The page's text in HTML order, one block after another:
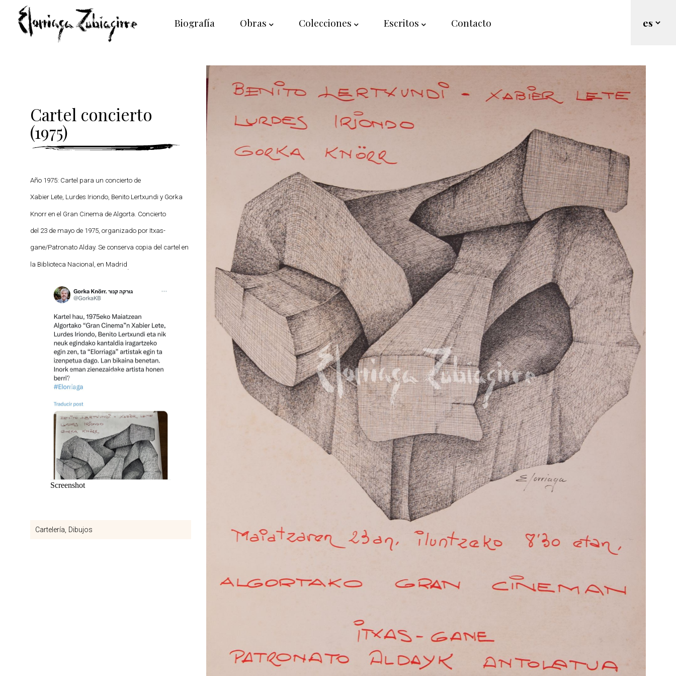
Biografía Obras Colecciones Escritos Contacto
Cartel concierto
(1975)
Año 1975: Cartel para un concierto de
Xabier Lete, Lurdes Iriondo, Benito Lertxundi y Gorka
Knorr en el Gran Cinema de Algorta. Concierto
del 23 de mayo de 1975, organizado por Itxas-
gane/Patronato Alday. Se conserva copia del cartel en
la Biblioteca Nacional, en Madrid.
Screenshot
Cartelería Dibujos